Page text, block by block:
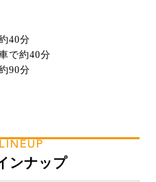
40分
で約40分
90分
ンナップ